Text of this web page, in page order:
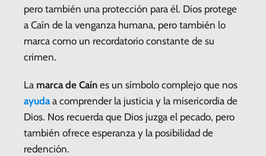
pero también una protección para él. Dios protege
a Caín de la venganza humana, pero también lo
marca como un recordatorio constante de su
crimen.
La marca de Caín es un símbolo complejo que nos
ayudaa comprender la justicia y la misericordia de
Dios. Nos recuerda que Dios juzga el pecado, pero
también ofrece esperanza y la posibilidad de
redención.